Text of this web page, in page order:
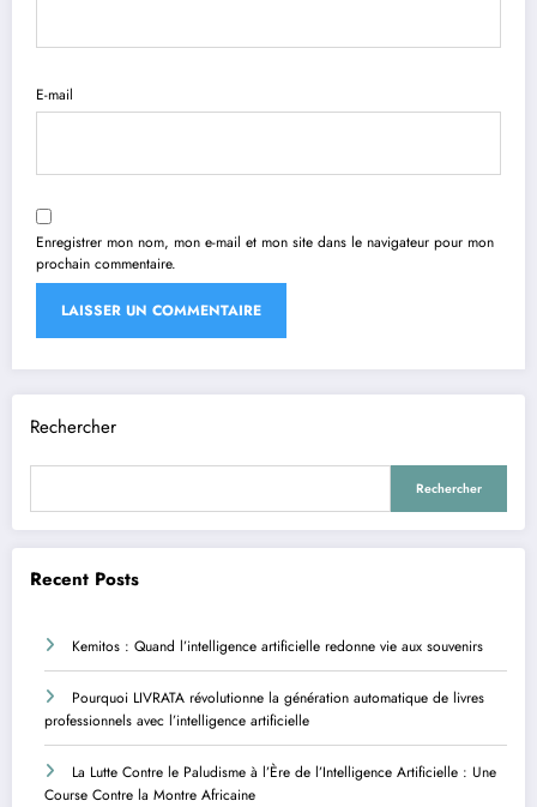
E-mail
Enregistrer mon nom, mon e-mail et mon site dans le navigateur pour mon
prochain commentaire.
Rechercher
Rechercher
Recent Posts
Kemitos : Quand l’intelligence artificielle redonne vie aux souvenirs
Pourquoi LIVRATA révolutionne la génération automatique de livres
professionnels avec l’intelligence artificielle
La Lutte Contre le Paludisme à l’Ère de l’Intelligence Artificielle : Une
Course Contre la Montre Africaine